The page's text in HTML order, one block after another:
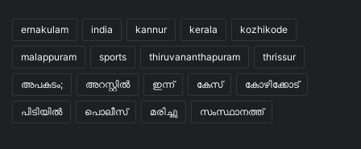
ernakulam india kannur kerala kozhikode
malappuram sports thiruvananthapuram thrissur
അപകടം; അറസ്റ്റിൽ ഇന്ന് കേസ് കോഴിക്കോട്
പിടിയിൽ പൊലീസ് മരിച്ചു സംസ്ഥാനത്ത്